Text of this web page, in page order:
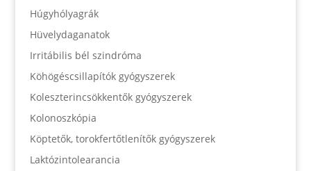
Húgyhólyagrák
Hüvelydaganatok
Irritábilis bél szindróma
Köhögéscsillapítók gyógyszerek
Koleszterincsökkentők gyógyszerek
Kolonoszkópia
Köptetők, torokfertőtlenítők gyógyszerek
Laktózintolearancia